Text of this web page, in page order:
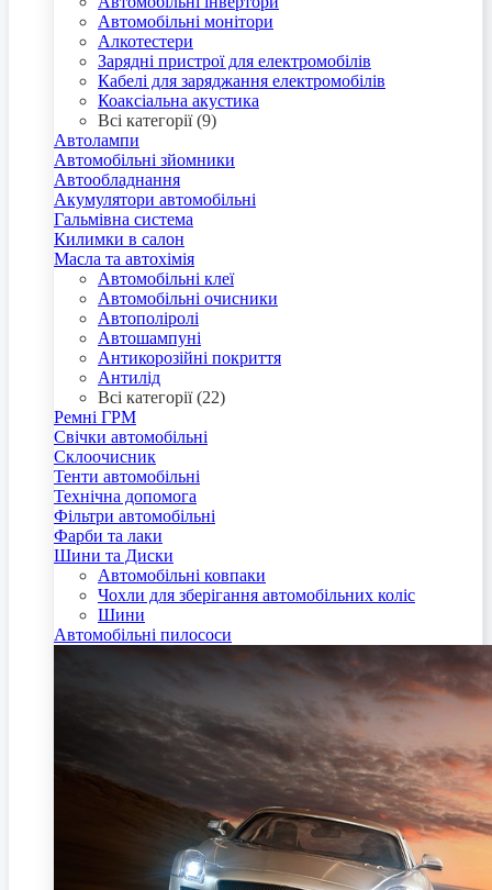
Автомобільні монітори
Алкотестери
Зарядні пристрої для електромобілів
Кабелі для заряджання електромобілів
Коаксіальна акустика
Всі категорії (9)
Автолампи
Автомобільні зйомники
Автообладнання
Акумулятори автомобільні
Гальмівна система
Килимки в салон
Масла та автохімія
Автомобільні клеї
Автомобільні очисники
Автополіролі
Автошампуні
Антикорозійні покриття
Антилід
Всі категорії (22)
Ремні ГРМ
Свічки автомобільні
Склоочисник
Тенти автомобільні
Технічна допомога
Фільтри автомобільні
Фарби та лаки
Шини та Диски
Автомобільні ковпаки
Чохли для зберігання автомобільних коліс
Шини
Автомобільні пилососи